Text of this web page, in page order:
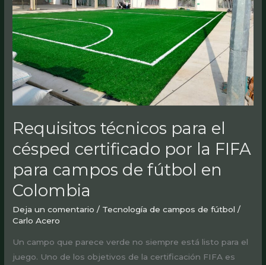
Requisitos técnicos para el
césped certificado por la FIFA
para campos de fútbol en
Colombia
Deja un comentario / Tecnología de campos de fútbol /
Carlo Acero
Un campo que parece verde no siempre está listo para el
juego. Uno de los objetivos de la certificación FIFA es
certificado
por
la
FIFA
para
campos
de
en
Colombia